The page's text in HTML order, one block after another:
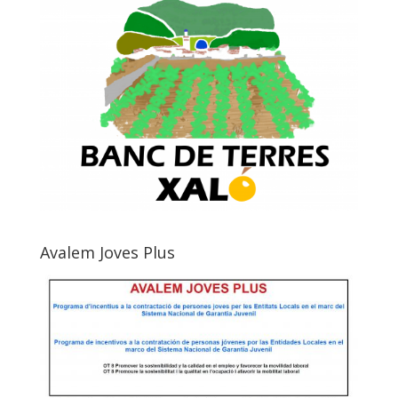
Avalem Joves Plus